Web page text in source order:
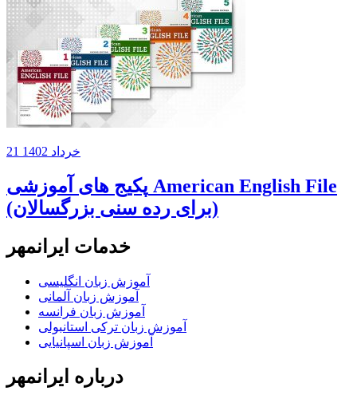
21 خرداد 1402
پکیج های آموزشی American English File
(برای رده سنی بزرگسالان)
خدمات ایرانمهر
آموزش زبان انگلیسی
آموزش زبان آلمانی
آموزش زبان فرانسه
آموزش زبان ترکی استانبولی
آموزش زبان اسپانیایی
درباره ایرانمهر